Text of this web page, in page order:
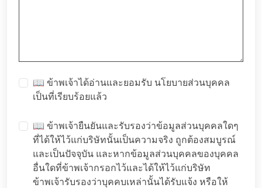
📖 ข้าพเจ้าได้อ่านและยอมรับ นโยบายส่วนบุคคล
เป็นที่เรียบร้อยแล้ว
📖 ข้าพเจ้ายืนยันและรับรองว่าข้อมูลส่วนบุคคลใดๆ
ที่ได้ให้ไว้แก่บริษัทนั้นเป็นความจริง ถูกต้องสมบูรณ์
และเป็นปัจจุบัน และหากข้อมูลส่วนบุคคลของบุคคล
อื่นใดที่ข้าพเจ้ากรอกไว้และได้ให้ไว้แก่บริษัท
ข้าพเจ้ารับรองว่าบุคคบเหล่านั้นได้รับแจ้ง หรือให้